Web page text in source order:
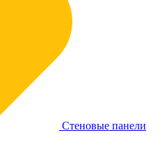
Стеновые панели